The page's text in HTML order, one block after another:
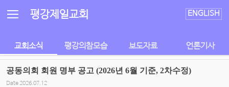
평강제일교회 ENGLISH
교회소식 평강의참모습 보도자료 언론기사
공동의회 회원 명부 공고 (2026년 6월 기준, 2차수정)
Date 2026.07.12